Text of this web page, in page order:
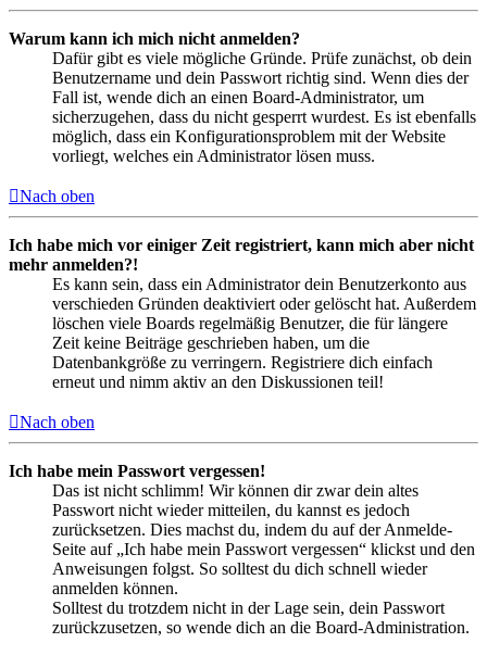
Warum kann ich mich nicht anmelden?
Dafür gibt es viele mögliche Gründe. Prüfe zunächst, ob dein
Benutzername und dein Passwort richtig sind. Wenn dies der
Fall ist, wende dich an einen Board-Administrator, um
sicherzugehen, dass du nicht gesperrt wurdest. Es ist ebenfalls
möglich, dass ein Konfigurationsproblem mit der Website
vorliegt, welches ein Administrator lösen muss.
Nach oben
Ich habe mich vor einiger Zeit registriert, kann mich aber nicht
mehr anmelden?!
Es kann sein, dass ein Administrator dein Benutzerkonto aus
verschieden Gründen deaktiviert oder gelöscht hat. Außerdem
löschen viele Boards regelmäßig Benutzer, die für längere
Zeit keine Beiträge geschrieben haben, um die
Datenbankgröße zu verringern. Registriere dich einfach
erneut und nimm aktiv an den Diskussionen teil!
Nach oben
Ich habe mein Passwort vergessen!
Das ist nicht schlimm! Wir können dir zwar dein altes
Passwort nicht wieder mitteilen, du kannst es jedoch
zurücksetzen. Dies machst du, indem du auf der Anmelde-
Seite auf „Ich habe mein Passwort vergessen“ klickst und den
Anweisungen folgst. So solltest du dich schnell wieder
anmelden können.
Solltest du trotzdem nicht in der Lage sein, dein Passwort
zurückzusetzen, so wende dich an die Board-Administration.